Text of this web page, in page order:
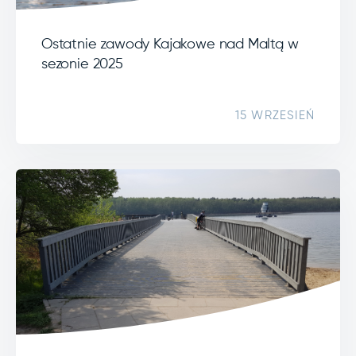
Ostatnie zawody Kajakowe nad Maltą w
sezonie 2025
15 WRZESIEŃ